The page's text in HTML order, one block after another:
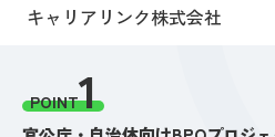
キャリアリンク株式会社
POINT1